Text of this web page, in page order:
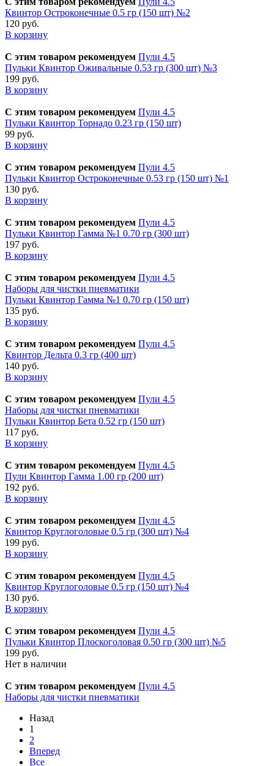
Квинтор Остроконечные 0.5 гр (150 шт) №2
120 руб.
В корзину
С этим товаром рекомендуем Пули 4.5
Пульки Квинтор Оживальные 0.53 гр (300 шт) №3
199 руб.
В корзину
С этим товаром рекомендуем Пули 4.5
Пульки Квинтор Торнадо 0.23 гр (150 шт)
99 руб.
В корзину
С этим товаром рекомендуем Пули 4.5
Пульки Квинтор Остроконечные 0.53 гр (150 шт) №1
130 руб.
В корзину
С этим товаром рекомендуем Пули 4.5
Пульки Квинтор Гамма №1 0.70 гр (300 шт)
197 руб.
В корзину
С этим товаром рекомендуем Пули 4.5
Наборы для чистки пневматики
Пульки Квинтор Гамма №1 0.70 гр (150 шт)
135 руб.
В корзину
С этим товаром рекомендуем Пули 4.5
Квинтор Дельта 0.3 гр (400 шт)
140 руб.
В корзину
С этим товаром рекомендуем Пули 4.5
Наборы для чистки пневматики
Пульки Квинтор Бета 0.52 гр (150 шт)
117 руб.
В корзину
С этим товаром рекомендуем Пули 4.5
Пули Квинтор Гамма 1.00 гр (200 шт)
192 руб.
В корзину
С этим товаром рекомендуем Пули 4.5
Квинтор Круглоголовые 0.5 гр (300 шт) №4
199 руб.
В корзину
С этим товаром рекомендуем Пули 4.5
Квинтор Круглоголовые 0.5 гр (150 шт) №4
130 руб.
В корзину
С этим товаром рекомендуем Пули 4.5
Пульки Квинтор Плоскоголовая 0.50 гр (300 шт) №5
199 руб.
Нет в наличии
С этим товаром рекомендуем Пули 4.5
Наборы для чистки пневматики
Назад
1
2
Вперед
Все